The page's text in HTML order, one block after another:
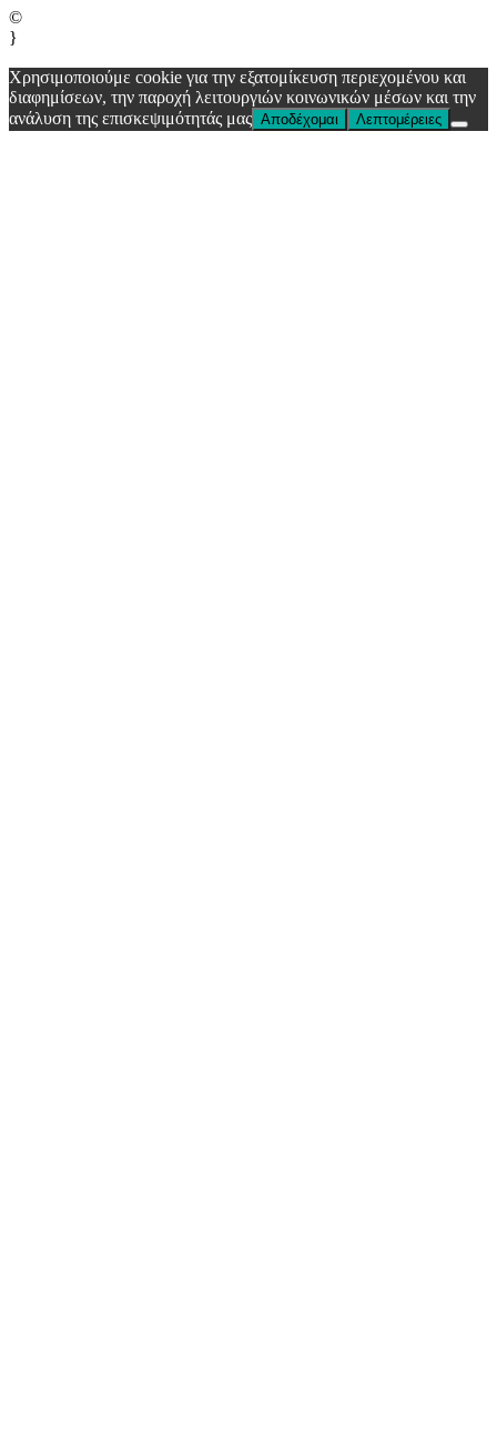
©
}
Χρησιμοποιούμε cookie για την εξατομίκευση περιεχομένου και
διαφημίσεων, την παροχή λειτουργιών κοινωνικών μέσων και την
ανάλυση της επισκεψιμότητάς μας Αποδέχομαι Λεπτομέρειες